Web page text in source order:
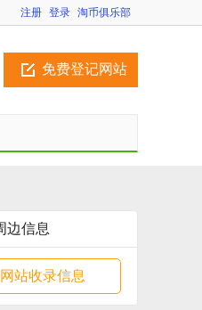
注册 登录 淘币俱乐部
免费登记网站
边信息
站收录信息